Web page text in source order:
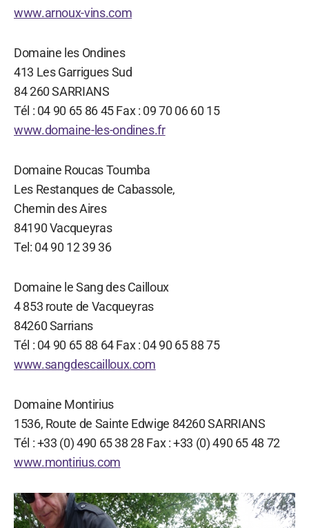
www.arnoux-vins.com
Domaine les Ondines
413 Les Garrigues Sud
84 260 SARRIANS
Tél : 04 90 65 86 45 Fax : 09 70 06 60 15
www.domaine-les-ondines.fr
Domaine Roucas Toumba
Les Restanques de Cabassole,
Chemin des Aires
84190 Vacqueyras
Tel: 04 90 12 39 36
Domaine le Sang des Cailloux
4 853 route de Vacqueyras
84260 Sarrians
Tél : 04 90 65 88 64 Fax : 04 90 65 88 75
www.sangdescailloux.com
Domaine Montirius
1536, Route de Sainte Edwige 84260 SARRIANS
Tél : +33 (0) 490 65 38 28 Fax : +33 (0) 490 65 48 72
www.montirius.com